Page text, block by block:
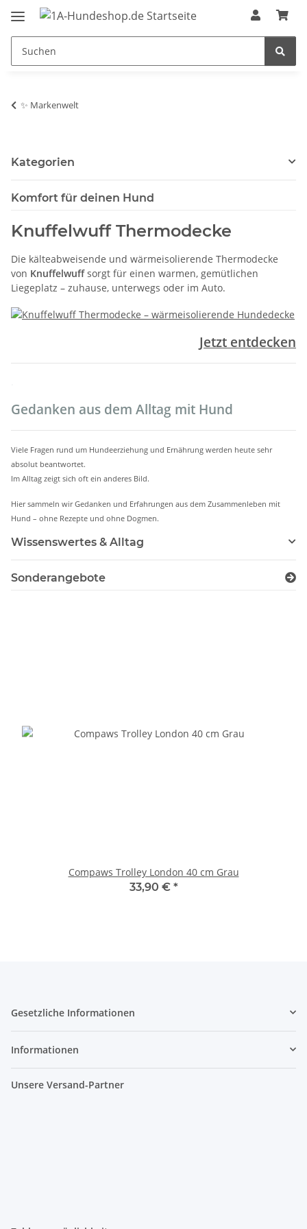
✨ Markenwelt
Kategorien
Komfort für deinen Hund
Knuffelwuff Thermodecke
Die kälteabweisende und wärmeisolierende Thermodecke
von Knuffelwuffsorgt für einen warmen, gemütlichen
Liegeplatz – zuhause, unterwegs oder im Auto.
Jetzt entdecken
Gedanken aus dem Alltag mit Hund
Viele Fragen rund um Hundeerziehung und Ernährung werden heute sehr
absolut beantwortet.
Im Alltag zeigt sich oft ein anderes Bild.
Hier sammeln wir Gedanken und Erfahrungen aus dem Zusammenleben mit
Hund – ohne Rezepte und ohne Dogmen.
Wissenswertes & Alltag
Sonderangebote
Compaws Trolley London 40 cm Grau
33,90 € *
Gesetzliche Informationen
Informationen
Unsere Versand-Partner